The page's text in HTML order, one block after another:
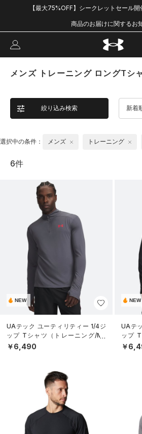
【最大75%OFF】シークレットセール
商品のお届けに関するお
メンズ トレーニング ロングTシ
絞り込み検索 新着
選択中の条件： メンズ トレーニング
6件
NEW
UAテック ユーティリティー 1/4ジ
ップ Tシャツ（トレーニング/ME
N）
￥6,490
NEW
UAテ
ップ
N）
￥